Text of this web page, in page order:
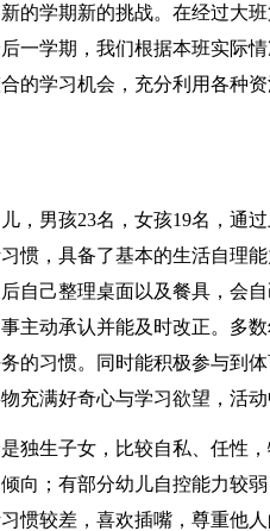
的学期新的挑战。在经过大
一学期，我们根据本班实际
的学习机会，充分利用各种
，男孩23名，女孩19名，通
惯，具备了基本的生活自理
自己整理桌面以及餐具，会
主动承认并能及时改正。多
的习惯。同时能积极参与到
充满好奇心与学习欲望，活动
独生子女，比较自私、任性
向；有部分幼儿自控能力较
惯较差，喜欢插嘴，尊重他人